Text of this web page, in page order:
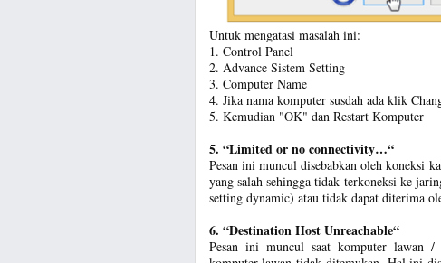
Untuk mengatasi masalah ini:
1. Control Panel
2. Advance Sistem Setting
3. Computer Name
4. Jika nama komputer susdah ada klik
5. Kemudian "OK" dan Restart Komputer
5. “Limited or no connectivity…“
Pesan ini muncul disebabkan oleh koneksi
yang salah sehingga tidak terkoneksi ke
setting dynamic) atau tidak dapat diterima
6. “Destination Host Unreachable“
Pesan ini muncul saat komputer lawan